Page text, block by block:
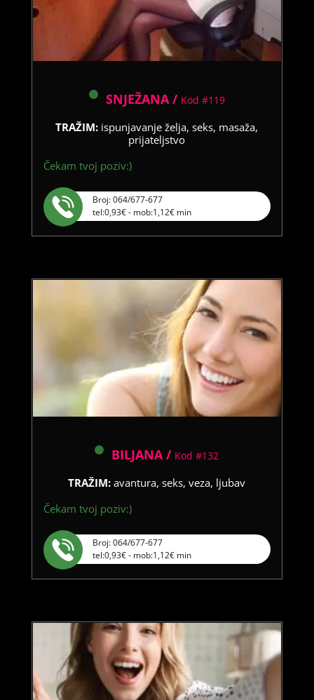
SNJEŽANA / Kod #119
TRAŽIM: ispunjavanje želja, seks, masaža,
prijateljstvo
Čekam tvoj poziv:)
Broj: 064/677-677
tel:0,93€ - mob:1,12€ min
BILJANA / Kod #132
TRAŽIM:avantura, seks, veza, ljubav
Čekam tvoj poziv:)
Broj: 064/677-677
tel:0,93€ - mob:1,12€ min